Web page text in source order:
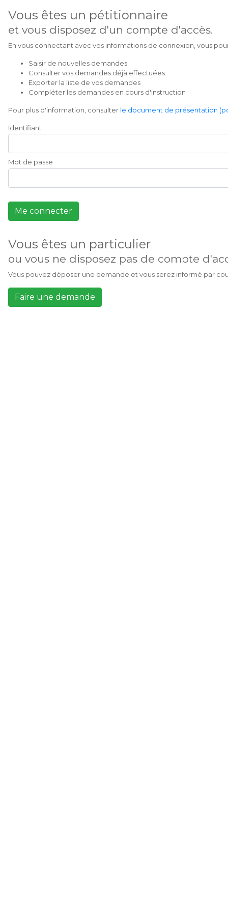
Vous êtes un pétitionnaire
et vous disposez d'un compte d'accès.
En vous connectant avec vos informations de connexion, vous
Saisir de nouvelles demandes
Consulter vos demandes déjà effectuées
Exporter la liste de vos demandes
Compléter les demandes en cours d'instruction
Pour plus d'information, consulter le document de présentation
Identifiant
Mot de passe
Me connecter
Vous êtes un particulier
ou vous ne disposez pas de compte
Vous pouvez déposer une demande et vous serez informé par
Faire une demande